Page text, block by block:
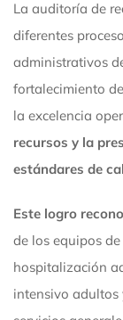
La auditoría de
diferentes
administrativos
fortalecimiento
la excelencia
recursos y la
estándares de
Este logro
de los equipos
hospitalización
intensivo